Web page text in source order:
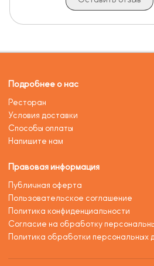
Подробнее о нас
Ресторан
Условия доставки
Способы оплаты
Напишите нам
Правовая информация
Публичная оферта
Пользовательское соглашение
Политика конфиденциальности
Согласие на обработку
Политика обработки персональных